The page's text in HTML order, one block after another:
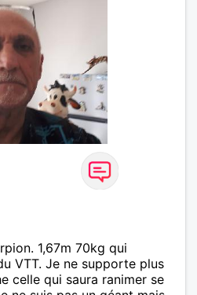
1,67m 70kg qui
VTT. Je ne supporte plus
celle qui saura ranimer se